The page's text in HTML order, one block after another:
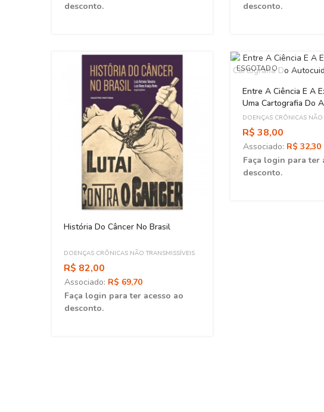
desconto.
História Do Câncer No Brasil
DOENÇAS CRÔNICAS NÃO TRANSMISSÍVEIS
R$ 82,00
Associado: R$ 69,70
Faça login para ter acesso ao
desconto.
desconto.
ESGOTADO
Entre A Ciência E A
Uma Cartografia Do
Diabetes
DOENÇAS CRÔNICAS NÃO
R$ 38,00
Associado: R$ 32,30
Faça login para ter
desconto.